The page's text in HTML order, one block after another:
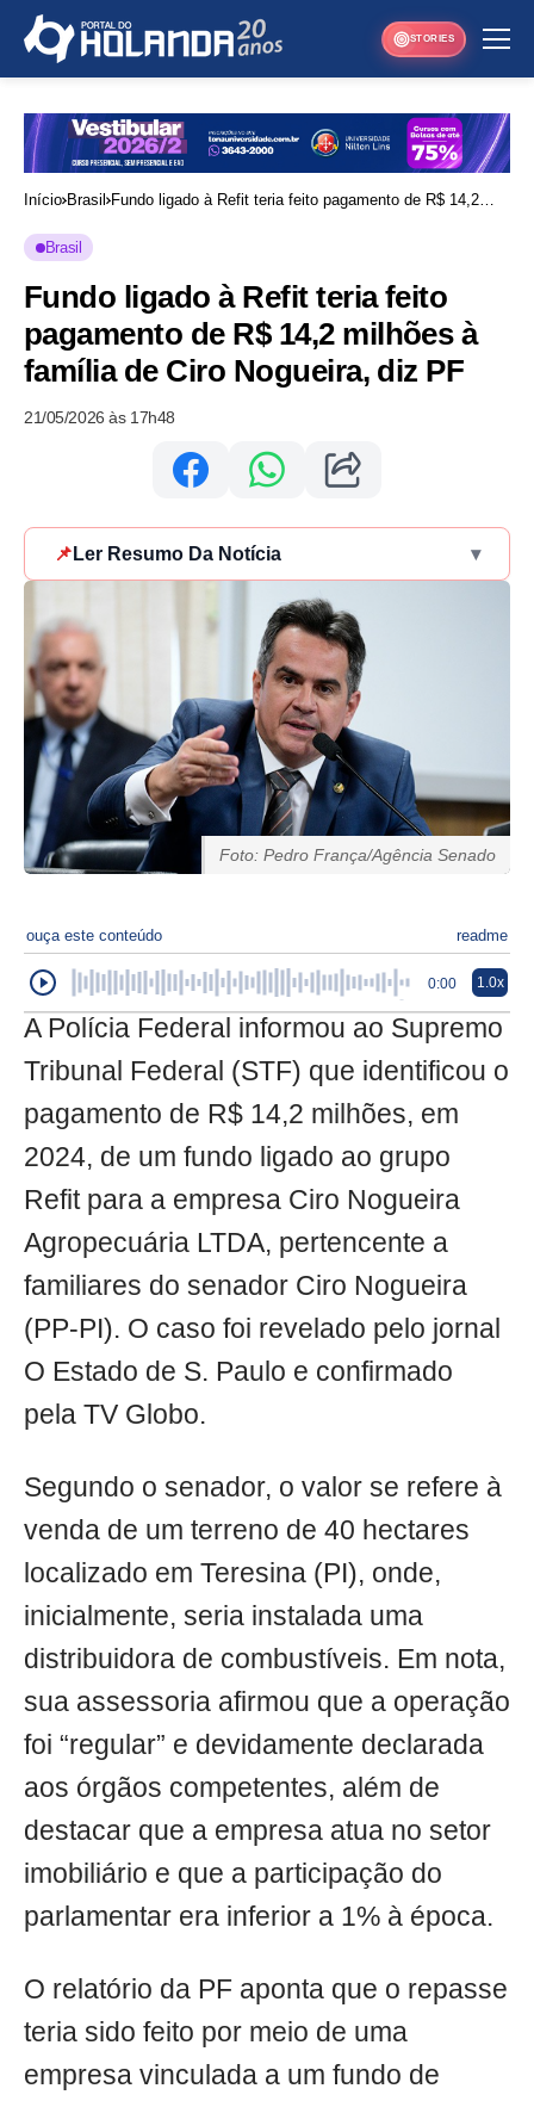
STORIES
Início Brasil
Fundo ligado à Refit teria feito pagamento de R$ 14,2
Brasil
Fundo ligado à Refit teria feito
pagamento de R$ 14,2 milhões à
família de Ciro Nogueira, diz PF
21/05/2026 às 17h48
📌 Ler Resumo Da Notícia ▾
Foto: Pedro França/Agência Senado
ouça este conteúdo readme
0:00 1.0x
A Polícia Federal informou ao Supremo
Tribunal Federal (STF) que identificou o
pagamento de R$ 14,2 milhões, em
2024, de um fundo ligado ao grupo
Refit para a empresa Ciro Nogueira
Agropecuária LTDA, pertencente a
familiares do senador Ciro Nogueira
(PP-PI). O caso foi revelado pelo jornal
O Estado de S. Paulo e confirmado
pela TV Globo.
Segundo o senador, o valor se refere à
venda de um terreno de 40 hectares
localizado em Teresina (PI), onde,
inicialmente, seria instalada uma
distribuidora de combustíveis. Em nota,
sua assessoria afirmou que a operação
foi “regular” e devidamente declarada
aos órgãos competentes, além de
destacar que a empresa atua no setor
imobiliário e que a participação do
parlamentar era inferior a 1% à época.
O relatório da PF aponta que o repasse
teria sido feito por meio de uma
empresa vinculada a um fundo de